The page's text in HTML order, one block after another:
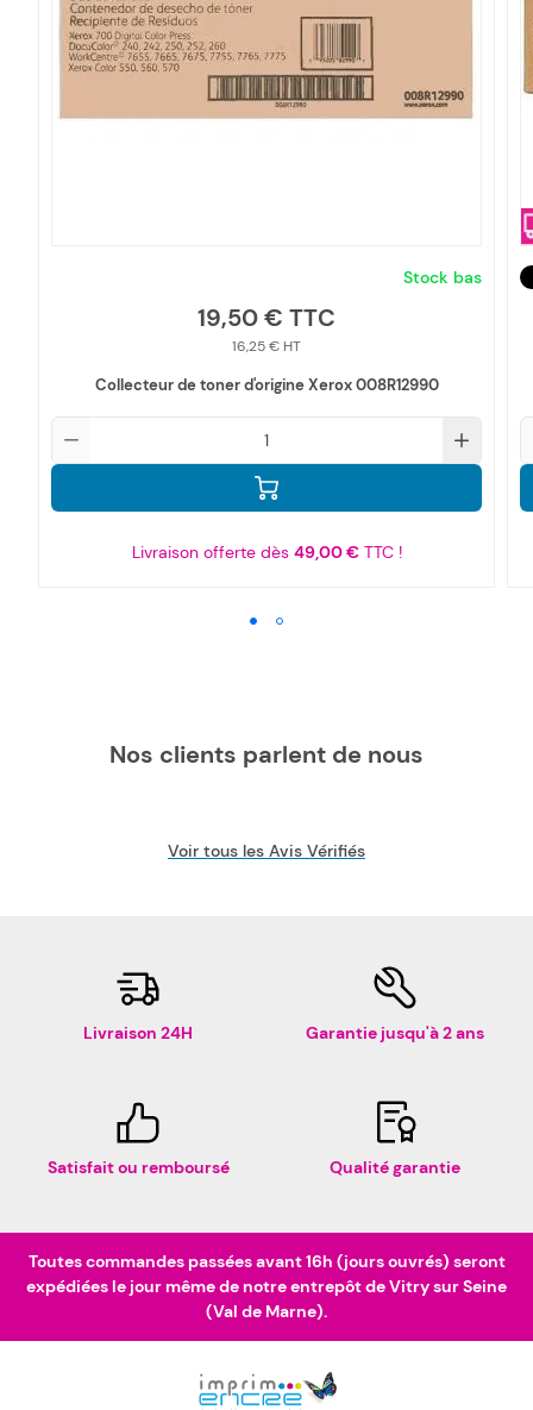
Stock bas
19,50 €
16,25 €
Collecteur de toner d'origine Xerox 008R12990
Livraison offerte dès 49,00 €TTC !
Nos clients parlent de nous
Voir tous les Avis Vérifiés
Livraison 24H Garantie jusqu'à 2 ans
Satisfait ou remboursé Qualité garantie
Toutes commandes passées avant 16h (jours ouvrés) seront
expédiées le jour même de notre entrepôt de Vitry sur Seine
(Val de Marne).